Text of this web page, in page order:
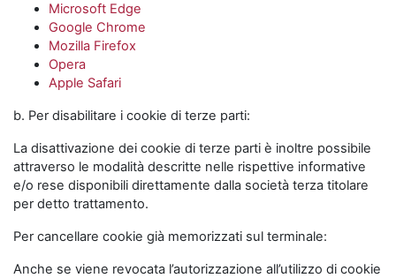
Microsoft Edge
Google Chrome
Mozilla Firefox
Opera
Apple Safari
b. Per disabilitare i cookie di terze parti:
La disattivazione dei cookie di terze parti è inoltre possibile
attraverso le modalità descritte nelle rispettive informative
e/o rese disponibili direttamente dalla società terza titolare
per detto trattamento.
Per cancellare cookie già memorizzati sul terminale:
Anche se viene revocata l’autorizzazione all’utilizzo di cookie